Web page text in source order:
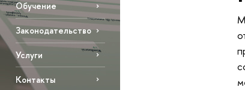
Обучение
Законодательство
Услуги
Контакты